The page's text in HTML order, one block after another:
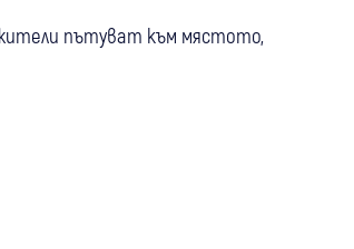
пътуват към мястото,